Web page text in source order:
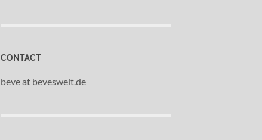
CONTACT
beve at beveswelt.de